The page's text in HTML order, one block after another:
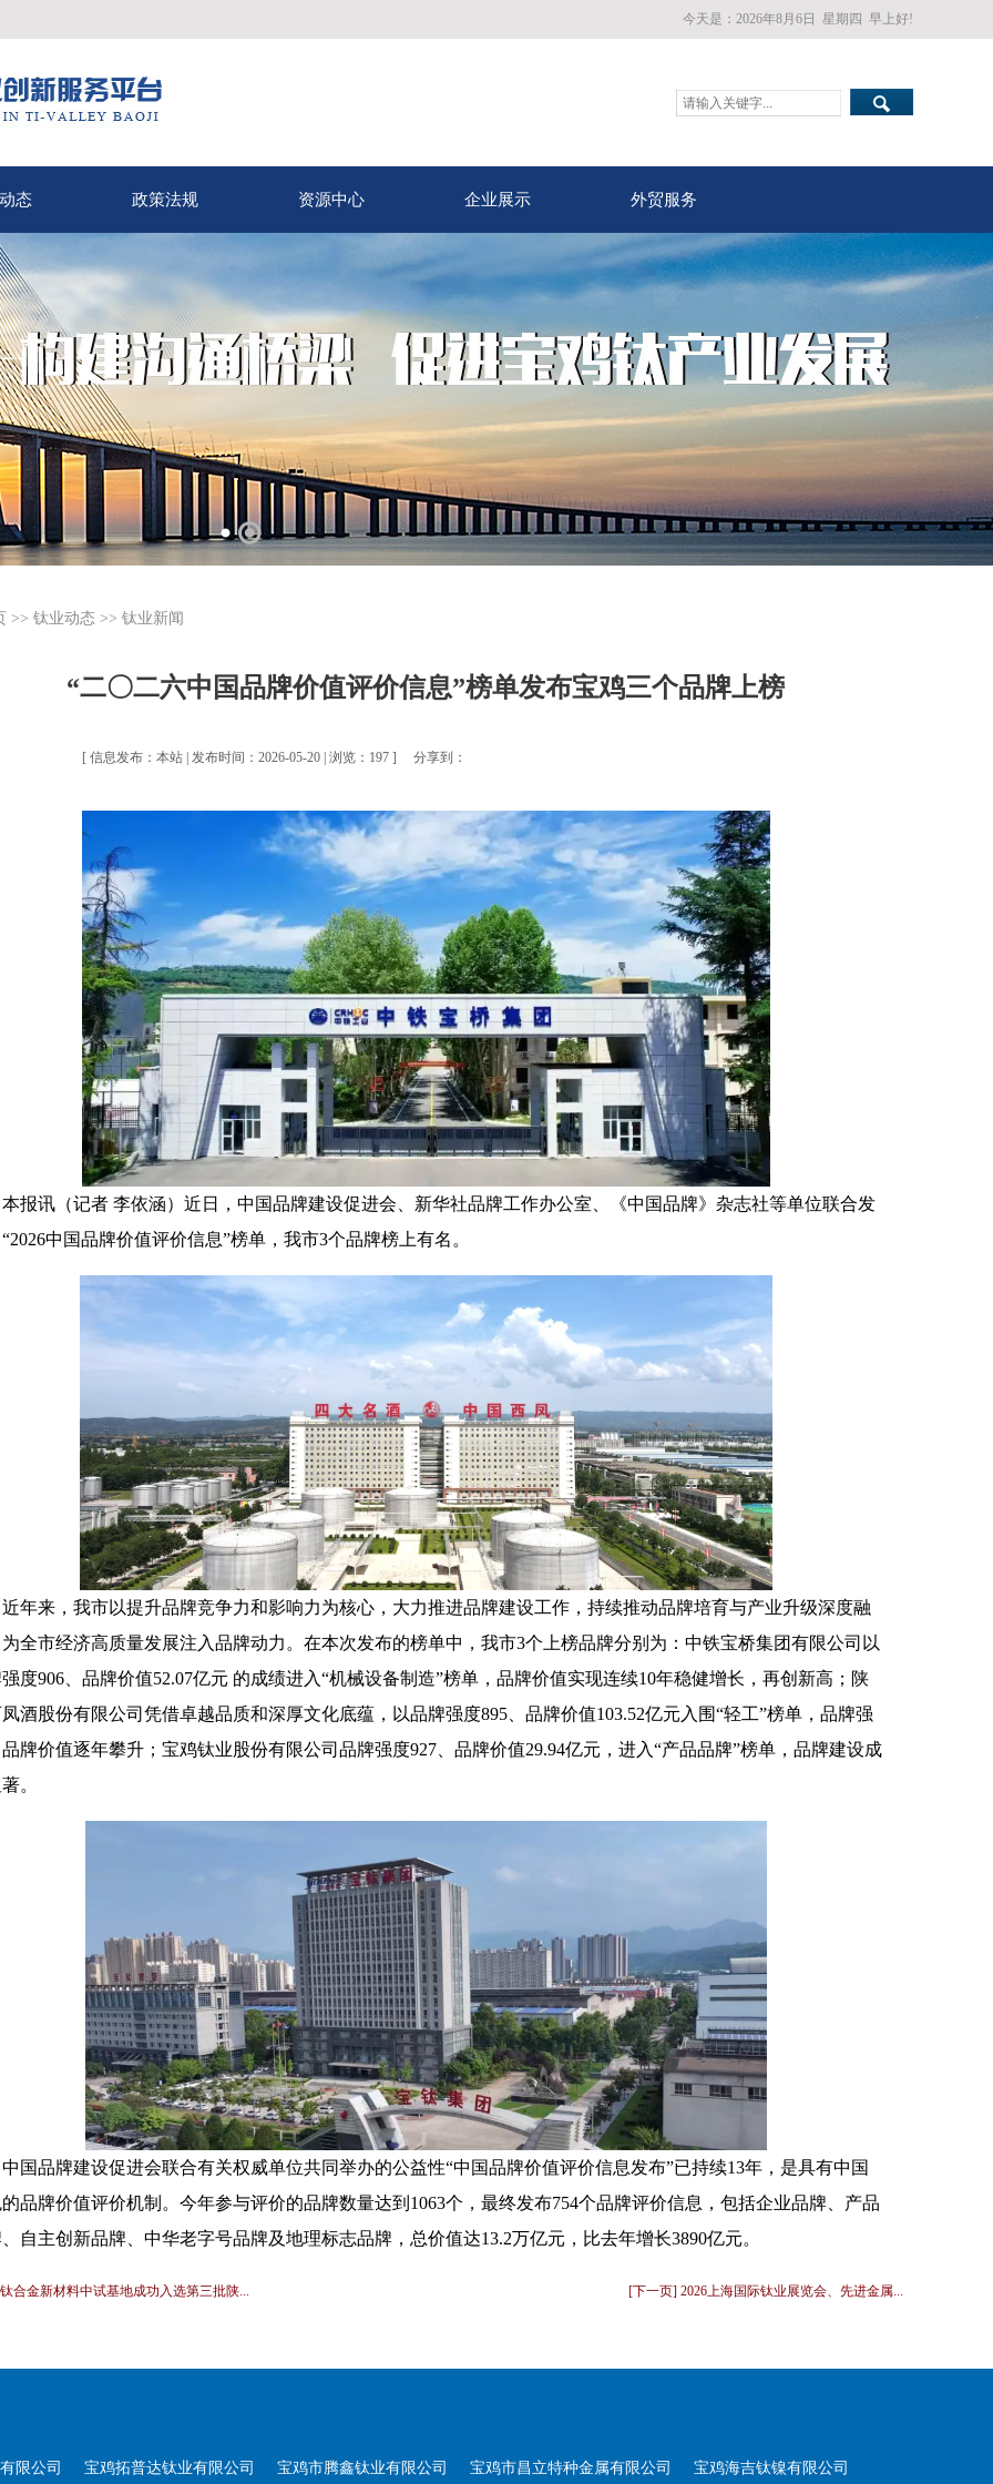
今天是： 2026年8月6日 星期四 早上好!
态 政策法规 资源中心 企业展示 外贸服务
>> 钛业动态 >> 钛业新闻
“二〇二六中国品牌价值评价信息”榜单发布宝鸡三个品牌上榜
[ 信息发布：本站 | 发布时间：2026-05-20 | 浏览：197 ] 分享到：
本报讯（记者 李依涵）近日，中国品牌建设促进会、新华社品牌工作办公室、《中国品牌》杂志社等单位联合发
中国品牌价值评价信息”榜单，我市3个品牌榜上有名。
近年来，我市以提升品牌竞争力和影响力为核心，大力推进品牌建设工作，持续推动品牌培育与产业升级深度融
全市经济高质量发展注入品牌动力。在本次发布的榜单中，我市3个上榜品牌分别为：中铁宝桥集团有限公司以
度906、品牌价值52.07亿元 的成绩进入“机械设备制造”榜单，品牌价值实现连续10年稳健增长，再创新高；陕
酒股份有限公司凭借卓越品质和深厚文化底蕴，以品牌强度895、品牌价值103.52亿元入围“轻工”榜单，品牌强
牌价值逐年攀升；宝鸡钛业股份有限公司品牌强度927、品牌价值29.94亿元，进入“产品品牌”榜单，品牌建设成
。
中国品牌建设促进会联合有关权威单位共同举办的公益性“中国品牌价值评价信息发布”已持续13年，是具有中国
品牌价值评价机制。今年参与评价的品牌数量达到1063个，最终发布754个品牌评价信息，包括企业品牌、产品
自主创新品牌、中华老字号品牌及地理标志品牌，总价值达13.2万亿元，比去年增长3890亿元。
合金新材料中试基地成功入选第三批陕... [下一页] 2026上海国际钛业展览会、先进金属...
限公司 宝鸡拓普达钛业有限公司 宝鸡市腾鑫钛业有限公司 宝鸡市昌立特种金属有限公司 宝鸡海吉钛镍有限公司